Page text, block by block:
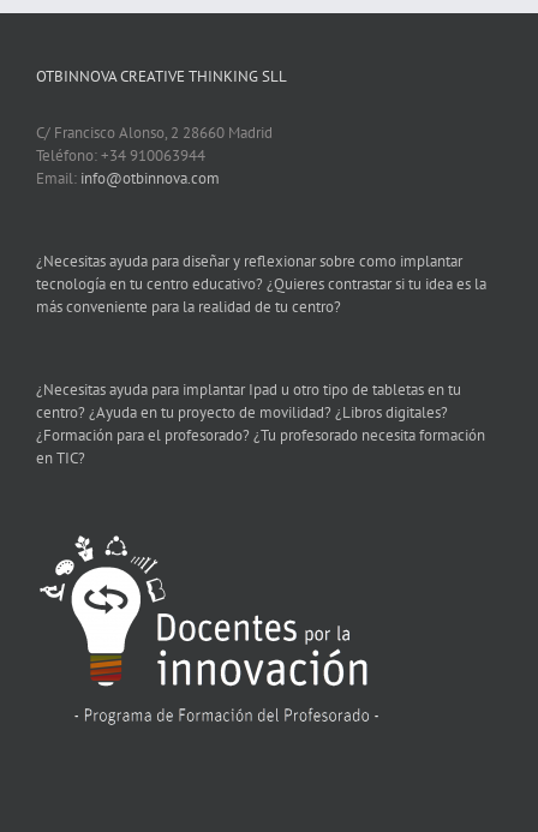
OTBINNOVA CREATIVE THINKING SLL
C/ Francisco Alonso, 2 28660 Madrid
Teléfono: +34 910063944
Email: info@otbinnova.com
¿Necesitas ayuda para diseñar y reflexionar sobre como implantar
tecnología en tu centro educativo? ¿Quieres contrastar si tu idea es la
más conveniente para la realidad de tu centro?
¿Necesitas ayuda para implantar Ipad u otro tipo de tabletas en tu
centro? ¿Ayuda en tu proyecto de movilidad? ¿Libros digitales?
¿Formación para el profesorado? ¿Tu profesorado necesita formación
en TIC?